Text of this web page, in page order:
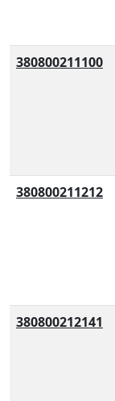
380800211100
380800211212
380800212141